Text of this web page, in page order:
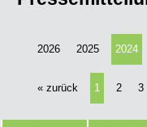
2026 2025 2024
« zurück 1 2 3